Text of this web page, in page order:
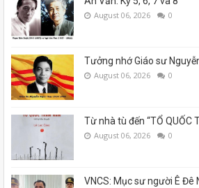
August 06, 2026 0
Tưởng nhớ Giáo sư
August 06, 2026 0
Từ nhà tù đến “TỔ QUỐC
August 06, 2026 0
VNCS: Mục sư người Ê Đê